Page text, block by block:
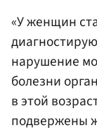
«У женщин
нарушение
болезни
в этой
подвержены